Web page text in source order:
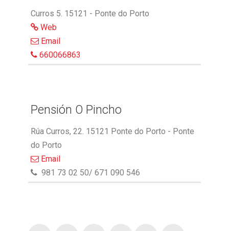
Curros 5. 15121 - Ponte do Porto
Web
Email
660066863
Pensión O Pincho
Rúa Curros, 22. 15121 Ponte do Porto - Ponte
do Porto
Email
981 73 02 50/ 671 090 546